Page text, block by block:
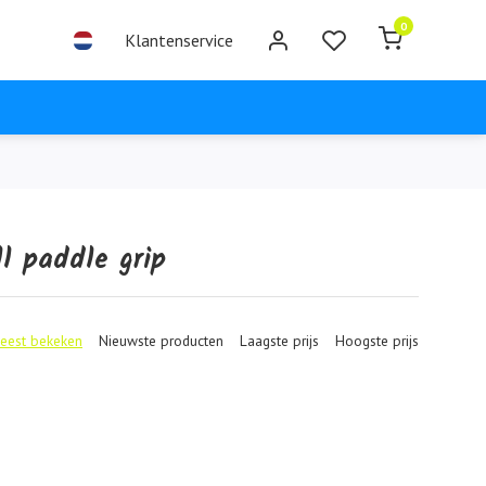
Klantenservice
0
paddle grip
bekeken Nieuwste producten Laagste prijs Hoogste prijs